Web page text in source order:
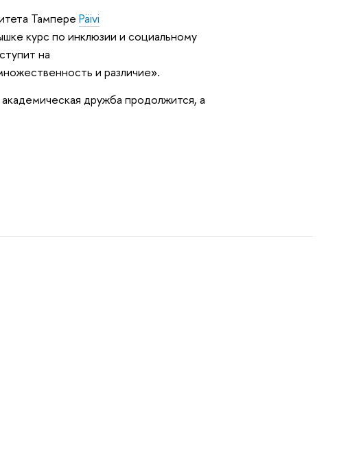
ТампереPäivi
курс по инклюзии и социальному
на
и различие».
дружба продолжится, а